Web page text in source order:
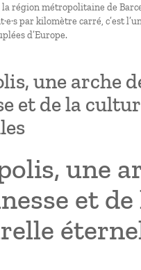
région métropolitaine de
par kilomètre carré, c’est
d’Europe.
une arche
et de la
une
et de